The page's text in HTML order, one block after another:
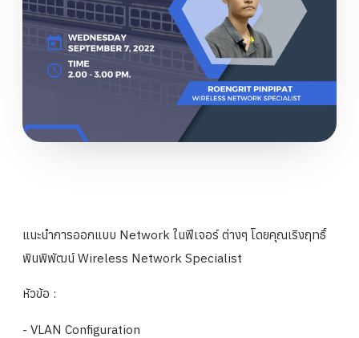
แนะนำการออกแบบ Network ในฟีเจอร์ ต่างๆ โดยคุณเริงฤทธิ์
พินพิพัฒน์ Wireless Network Specialist
หัวข้อ :
- VLAN Configuration